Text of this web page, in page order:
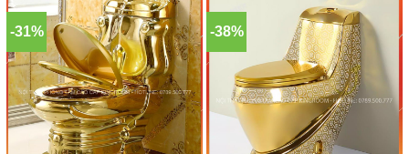
14.500.000 ₫.
-31% -38%